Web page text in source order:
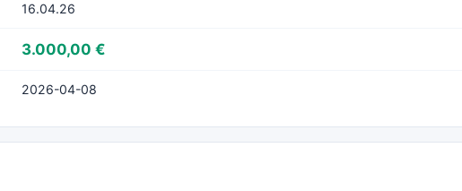
16.04.26
3.000,00 €
2026-04-08